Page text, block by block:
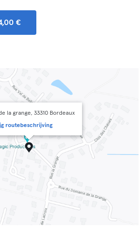
€
la grange, 33310 Bordeaux
routebeschrijving